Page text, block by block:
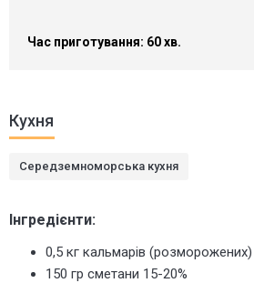
Час приготування: 60 хв.
Кухня
Середземноморська кухня
Інгредієнти:
0,5 кг кальмарів (розморожених)
150 гр сметани 15-20%